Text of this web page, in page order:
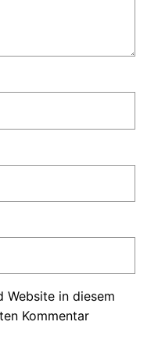
Website in diesem
Kommentar